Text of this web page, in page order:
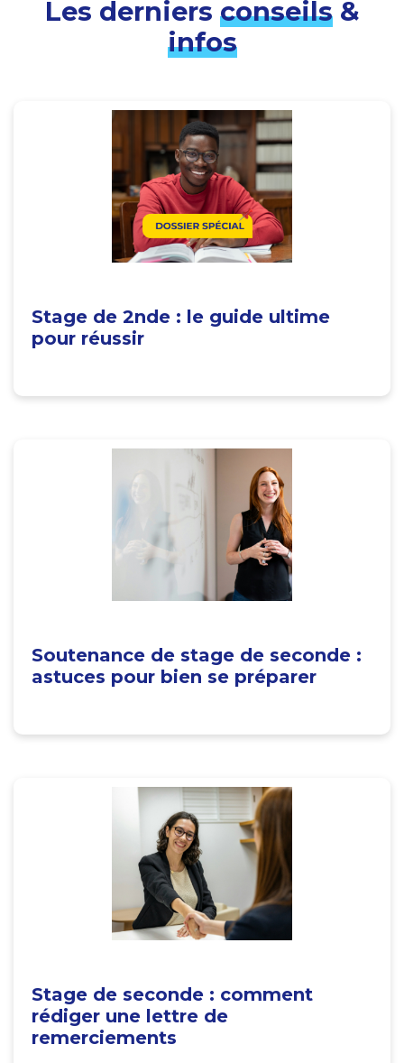
Les derniers conseils&
infos
Stage de 2nde : le guide ultime
pour réussir
Soutenance de stage de seconde :
astuces pour bien se préparer
Stage de seconde : comment
rédiger une lettre de
remerciements